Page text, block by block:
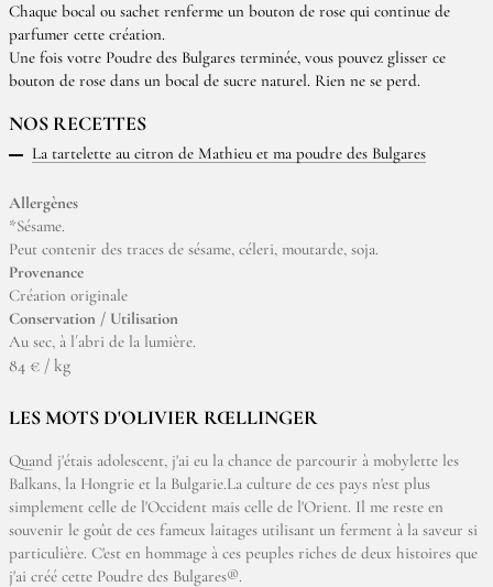
Chaque bocal ou sachet renferme un bouton de rose qui continue de
parfumer cette création.
Une fois votre Poudre des Bulgares terminée, vous pouvez glisser ce
bouton de rose dans un bocal de sucre naturel. Rien ne se perd.
NOS RECETTES
La tartelette au citron de Mathieu et ma poudre des Bulgares
Allergènes
*Sésame.
Peut contenir des traces de sésame, céleri, moutarde, soja.
Provenance
Création originale
Conservation / Utilisation
Au sec, à l´abri de la lumière.
84 € / kg
LES MOTS D'OLIVIER RŒLLINGER
Quand j'étais adolescent, j'ai eu la chance de parcourir à mobylette les
Balkans, la Hongrie et la Bulgarie.La culture de ces pays n'est plus
simplement celle de l'Occident mais celle de l'Orient. Il me reste en
souvenir le goût de ces fameux laitages utilisant un ferment à la saveur si
particulière. C'est en hommage à ces peuples riches de deux histoires que
j'ai créé cette Poudre des Bulgares®.